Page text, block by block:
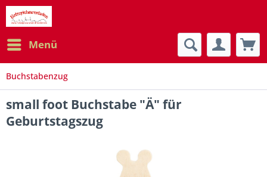
Menü
Buchstabenzug
small foot Buchstabe "Ä" für
Geburtstagszug